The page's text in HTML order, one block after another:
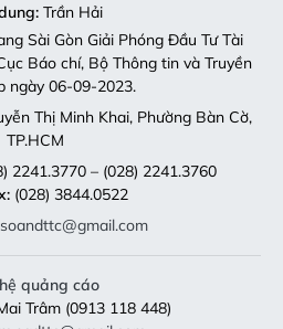
Trần Hải
Sài Gòn Giải Phóng Đầu Tư Tài
Báo chí, Bộ Thông tin và Truyền
ngày 06-09-2023.
Thị Minh Khai, Phường Bàn Cờ,
TP.HCM
2241.3770 – (028) 2241.3760
(028) 3844.0522
quảng cáo
Trâm (0913 118 448)